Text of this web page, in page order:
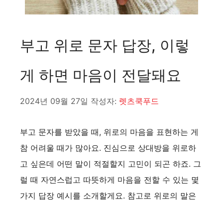
부고 위로 문자 답장, 이렇
게 하면 마음이 전달돼요
2024년 09월 27일 작성자: 렛츠쿡푸드
부고 문자를 받았을 때, 위로의 마음을 표현하는 게
참 어려울 때가 많아요. 진심으로 상대방을 위로하
고 싶은데 어떤 말이 적절할지 고민이 되곤 하죠. 그
럴 때 자연스럽고 따뜻하게 마음을 전할 수 있는 몇
가지 답장 예시를 소개할게요. 참고로 위로의 말은